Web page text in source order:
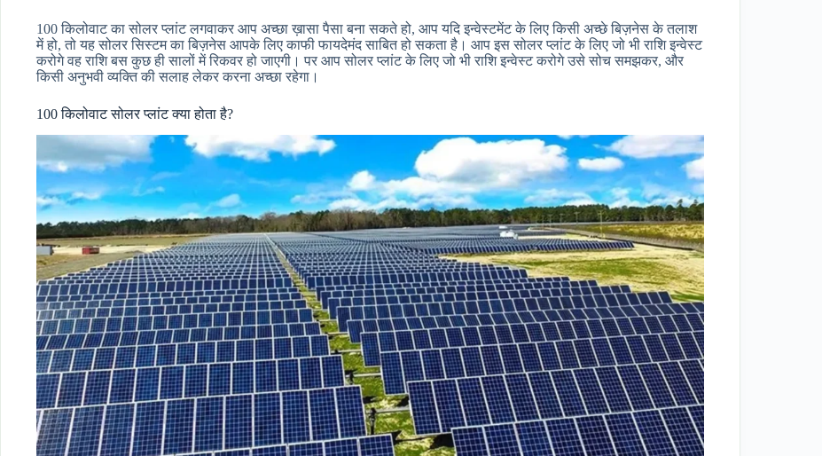
100 किलोवाट का सोलर प्लांट लगवाकर आप अच्छा ख़ासा पैसा बना सकते हो, आप यदि इन्वेस्टमेंट के लिए किसी अच्छे बिज़नेस के तलाश
में हो, तो यह सोलर सिस्टम का बिज़नेस आपके लिए काफी फायदेमंद साबित हो सकता है। आप इस सोलर प्लांट के लिए जो भी राशि इन्वेस्ट
करोगे वह राशि बस कुछ ही सालों में रिकवर हो जाएगी। पर आप सोलर प्लांट के लिए जो भी राशि इन्वेस्ट करोगे उसे सोच समझकर, और
किसी अनुभवी व्यक्ति की सलाह लेकर करना अच्छा रहेगा।
100 किलोवाट सोलर प्लांट क्या होता है?